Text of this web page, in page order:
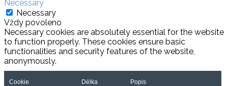
Necessary
Necessary
Vždy povoleno
Necessary cookies are absolutely essential for the website
to function properly. These cookies ensure basic
functionalities and security features of the website,
anonymously.
Cookie Délka Popis